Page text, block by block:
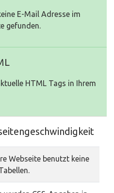
E-Mail Adresse im
gefunden.
HTML Tags in Ihrem
Webseite benutzt keine